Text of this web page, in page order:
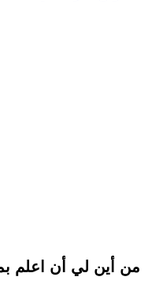
من أين لي أن اعلم